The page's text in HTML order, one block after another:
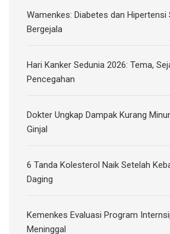
Wamenkes: Diabetes dan Hipertensi
Bergejala
Hari Kanker Sedunia 2026: Tema,
Pencegahan
Dokter Ungkap Dampak Kurang
Ginjal
6 Tanda Kolesterol Naik Setelah
Daging
Kemenkes Evaluasi Program
Meninggal